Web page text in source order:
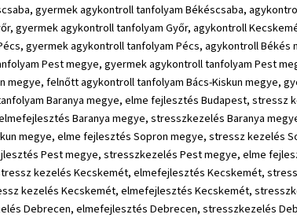
gyermek agykontroll tanfolyam Békéscsaba,
gyermek agykontroll tanfolyam Győr, agykontroll
gyermek agykontroll tanfolyam Pécs, agykontroll
Pest megye, gyermek agykontroll tanfolyam Pest
felnőtt agykontroll tanfolyam Bács-Kiskun megye,
Baranya megye, elme fejlesztés Budapest,
Baranya megye, stresszkezelés Baranya
megye, elme fejlesztés Sopron megye, stressz
Pest megye, stresszkezelés Pest megye, elme
kezelés Kecskemét, elmefejlesztés Kecskemét,
kezelés Kecskemét, elmefejlesztés Kecskemét,
Debrecen, elmefejlesztés Debrecen, stresszkezelés